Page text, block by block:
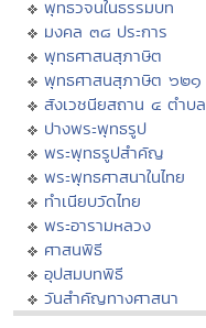
พุทธวจนในธรรมบท
มงคล ๓๘ ประการ
พุทธศาสนสุภาษิต
พุทธศาสนสุภาษิต ๖๒๑
สังเวชนียสถาน ๔ ตำบล
ปางพระพุทธรูป
พระพุทธรูปสำคัญ
พระพุทธศาสนาในไทย
ทำเนียบวัดไทย
พระอารามหลวง
ศาสนพิธี
อุปสมบทพิธี
วันสำคัญทางศาสนา